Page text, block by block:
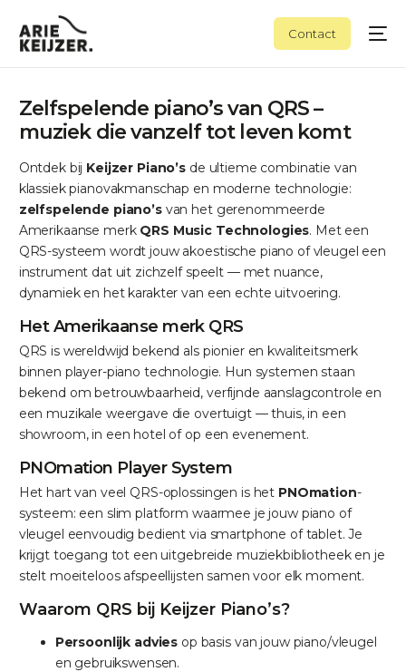
Contact
Zelfspelende piano’s van QRS –
muziek die vanzelf tot leven komt
Ontdek bij Keijzer Piano’s de ultieme combinatie van
klassiek pianovakmanschap en moderne technologie:
zelfspelende piano’svan het gerenommeerde
Amerikaanse merk QRS Music Technologies. Met een
QRS-systeem wordt jouw akoestische piano of vleugel een
instrument dat uit zichzelf speelt — met nuance,
dynamiek en het karakter van een echte uitvoering.
Het Amerikaanse merk QRS
QRS is wereldwijd bekend als pionier en kwaliteitsmerk
binnen player-piano technologie. Hun systemen staan
bekend om betrouwbaarheid, verfijnde aanslagcontrole en
een muzikale weergave die overtuigt — thuis, in een
showroom, in een hotel of op een evenement.
PNOmation Player System
Het hart van veel QRS-oplossingen is het PNOmation-
systeem: een slim platform waarmee je jouw piano of
vleugel eenvoudig bedient via smartphone of tablet. Je
krijgt toegang tot een uitgebreide muziekbibliotheek en je
stelt moeiteloos afspeellijsten samen voor elk moment.
Waarom QRS bij Keijzer Piano’s?
Persoonlijk advies op basis van jouw piano/vleugel
en gebruikswensen.